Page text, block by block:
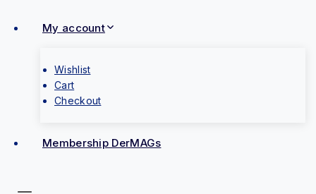
My account
Wishlist
Cart
Checkout
Membership DerMAGs